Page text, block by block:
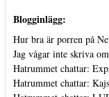
Blogginlägg:
Hur bra är porren på
Jag vågar inte skriva
Hatrummet chattar:
Hatrummet chattar: